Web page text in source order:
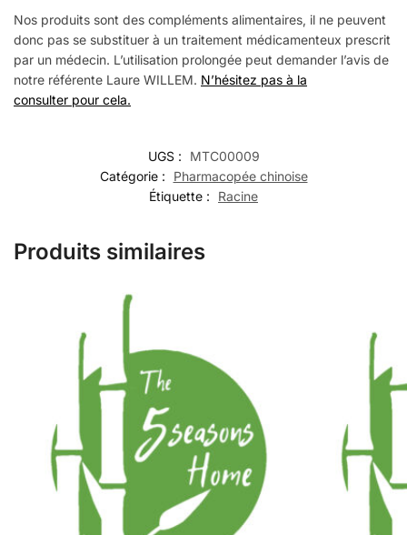
Nos produits sont des compléments alimentaires, il ne peuvent
donc pas se substituer à un traitement médicamenteux prescrit
par un médecin. L’utilisation prolongée peut demander l’avis de
notre référente Laure WILLEM. N’hésitez pas à la
consulter pour cela.
UGS :
MTC00009
Catégorie :
Pharmacopée chinoise
Étiquette :
Racine
Produits similaires